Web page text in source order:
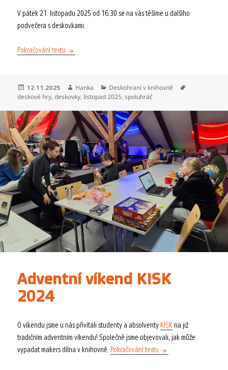
V pátek 21. listopadu 2025 od 16.30 se na vás těšíme u dalšího
podvečera s deskovkami.
Pokračování textu Listopadové deskohraní na Půdě
Publikováno:
12.11.2025 Autor:
Hanka Rubriky:
Deskohraní v knihovně
deskové hry,deskovky, listopad 2025,spoluhráč
Adventní víkend KISK
2024
O víkendu jsme u nás přivítali studenty a absolventy KISK na již
tradičním adventním víkendu! Společně jsme objevovali, jak může
vypadat makers dílna v knihovně. Pokračování textu Adventní víkend KISK